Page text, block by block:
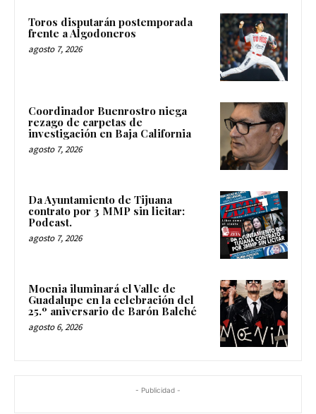
Toros disputarán postemporada
frente a Algodoneros
agosto 7, 2026
Coordinador Buenrostro niega
rezago de carpetas de
investigación en Baja California
agosto 7, 2026
Da Ayuntamiento de Tijuana
contrato por 3 MMP sin licitar:
Podcast.
agosto 7, 2026
Moenia iluminará el Valle de
Guadalupe en la celebración del
25.º aniversario de Barón Balché
agosto 6, 2026
- Publicidad -